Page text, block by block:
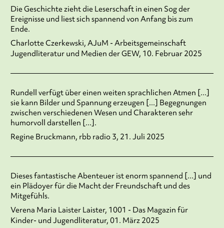
Die Geschichte zieht die Leserschaft in einen Sog der
Ereignisse und liest sich spannend von Anfang bis zum
Ende.
Charlotte Czerkewski, AJuM - Arbeitsgemeinschaft
Jugendliteratur und Medien der GEW, 10. Februar 2025
Rundell verfügt über einen weiten sprachlichen Atmen [...]
sie kann Bilder und Spannung erzeugen [...] Begegnungen
zwischen verschiedenen Wesen und Charakteren sehr
humorvoll darstellen [...].
Regine Bruckmann, rbb radio 3, 21. Juli 2025
Dieses fantastische Abenteuer ist enorm spannend [...] und
ein Plädoyer für die Macht der Freundschaft und des
Mitgefühls.
Verena Maria Laister Laister, 1001 - Das Magazin für
Kinder- und Jugendliteratur, 01. März 2025